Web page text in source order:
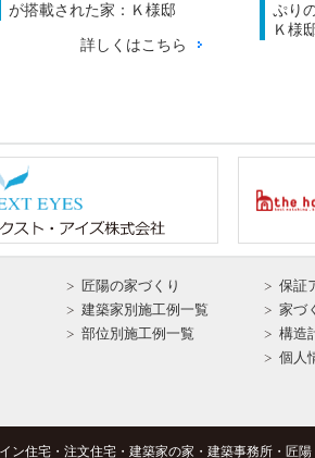
が搭載された家：Ｋ様邸
詳しくはこちら
ぷり
Ｋ様
匠陽の家づくり
建築家別施工例一覧
部位別施工例一覧
保証
家づ
構造
個人
ン住宅・注文住宅・建築家の家・建築事務所・匠